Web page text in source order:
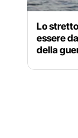
Lo
essere
della